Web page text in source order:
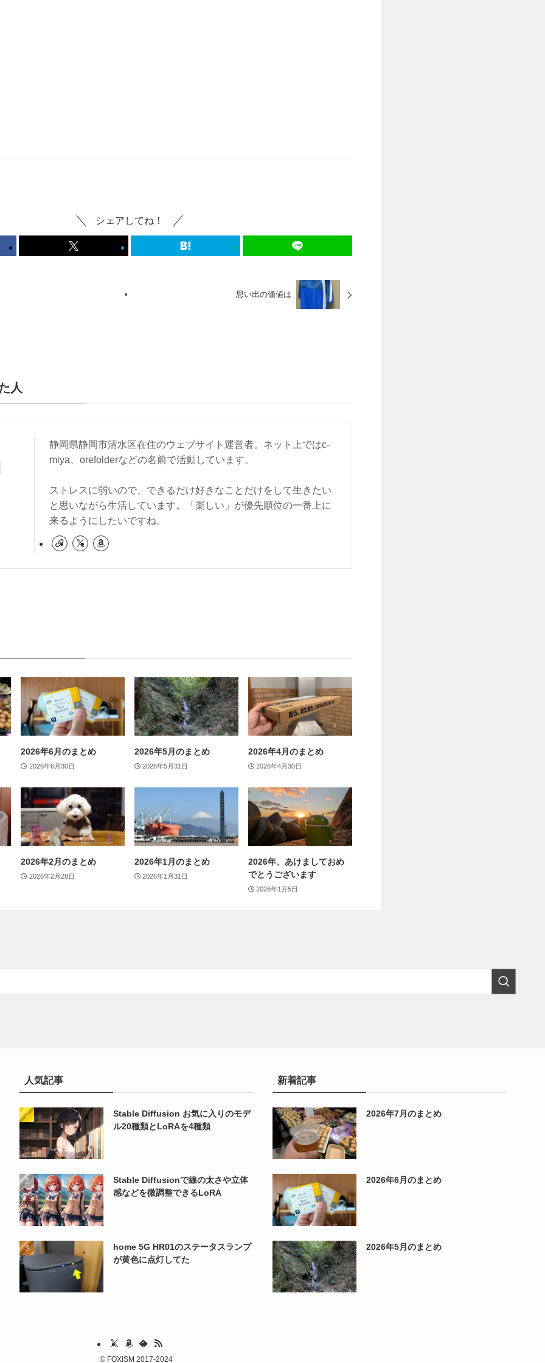
シェアしてね！
思い出の価値は
人
静岡県静岡市清水区在住のウェブサイト運営者。ネット上ではc-
miya、orefolderなどの名前で活動しています。
ストレスに弱いので、できるだけ好きなことだけをして生きたい
と思いながら生活しています。「楽しい」が優先順位の一番上に
来るようにしたいですね。
2026年6月のまとめ
2026年6月30日
2026年5月のまとめ
2026年5月31日
2026年4月のまとめ
2026年4月30日
2026年2月のまとめ
2026年2月28日
2026年1月のまとめ
2026年1月31日
2026年、あけましておめ
でとうございます
2026年1月5日
人気記事
Stable Diffusion お気に入りのモデ
ル20種類とLoRAを4種類
Stable Diffusionで線の太さや立体
感などを微調整できるLoRA
home 5G HR01のステータスランプ
が黄色に点灯してた
新着記事
2026年7月のまとめ
2026年6月のまとめ
2026年5月のまとめ
© FOXISM 2017-2024